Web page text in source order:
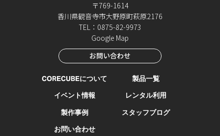
〒769-1614
香川県観音寺市大野原町萩原2176
TEL：0875-82-9973
Google Map
お問い合わせ
CORECUBEについて
製品一覧
イベント情報
レンタル利用
製作事例
スタッフブログ
お問い合わせ